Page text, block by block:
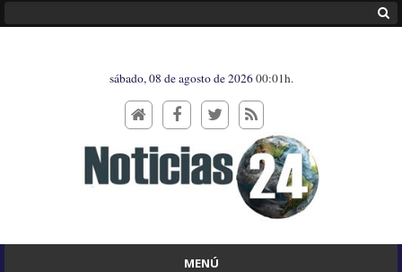
sábado, 08 de agosto de 202600:01h.
MENÚ